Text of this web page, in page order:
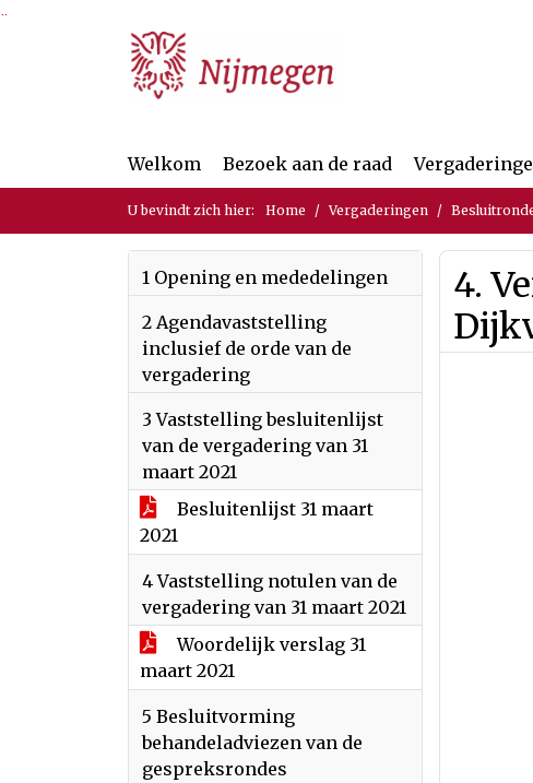
Ga naar de inhoud van deze pagina
Ga naar het zoeken
Ga naar het menu
Welkom Bezoek aan de raad
U bevindt zich hier: Home Vergaderingen
1 Opening en mededelingen
2 Agendavaststelling
inclusief de orde van de
vergadering
3 Vaststelling besluitenlijst
van de vergadering van 31
maart 2021
Besluitenlijst 31 maart
2021
4 Vaststelling notulen van de
vergadering van 31 maart 2021
Woordelijk verslag 31
maart 2021
5 Besluitvorming
behandeladviezen van de
gespreksrondes
4.